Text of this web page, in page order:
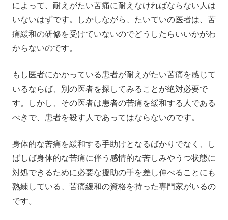
によって、耐えがたい苦痛に耐えなければならない人は
いないはずです。しかしながら、たいていの医者は、苦
痛緩和の研修を受けていないのでどうしたらいいかがわ
からないのです。
もし医者にかかっている患者が耐えがたい苦痛を感じて
いるならば、別の医者を探してみることが絶対必要で
す。しかし、その医者は患者の苦痛を緩和する人である
べきで、患者を殺す人であってはならないのです。
身体的な苦痛を緩和する手助けとなるばかりでなく、し
ばしば身体的な苦痛に伴う感情的な苦しみやうつ状態に
対処できるために必要な援助の手を差し伸べることにも
熟練している、苦痛緩和の資格を持った専門家がいるの
です。